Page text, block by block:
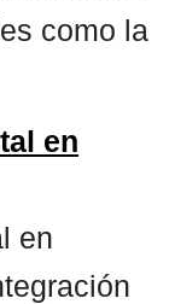
como la
en
en